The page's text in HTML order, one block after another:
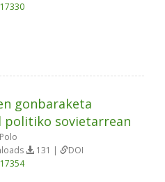
gonbaraketa
politiko sovietarrean
131 |
DOI